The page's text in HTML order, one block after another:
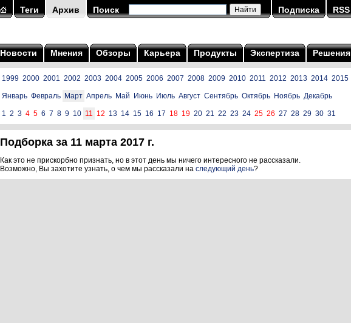
Теги Архив Поиск Подписка RSS
Новости Мнения Обзоры Карьера Продукты Экспертиза Решения
1999 2000 2001 2002 2003 2004 2005 2006 2007 2008 2009 2010 2011 2012 2013 2014 2015
Январь Февраль Март Апрель Май Июнь Июль Август Сентябрь Октябрь Ноябрь Декабрь
1 2 3 4 5 6 7 8 9 10 11 12 13 14 15 16 17 18 19 20 21 22 23 24 25 26 27 28 29 30 31
Подборка за 11 марта 2017 г.
Как это не прискорбно признать, но в этот день мы ничего интересного не рассказали.
Возможно, Вы захотите узнать, о чем мы рассказали на следующий день?